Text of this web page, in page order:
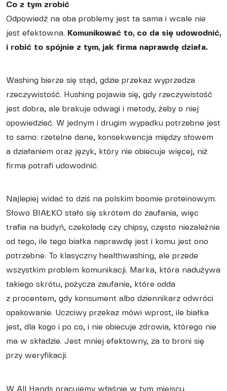
Co z tym zrobić
Odpowiedź na oba problemy jest ta sama i wcale nie
jest efektowna. Komunikować to, co da się udowodnić,
i robić to spójnie z tym, jak firma naprawdę działa.
Washing bierze się stąd, gdzie przekaz wyprzedza
rzeczywistość. Hushing pojawia się, gdy rzeczywistość
jest dobra, ale brakuje odwagi i metody, żeby o niej
opowiedzieć. W jednym i drugim wypadku potrzebne jest
to samo: rzetelne dane, konsekwencja między słowem
a działaniem oraz język, który nie obiecuje więcej, niż
firma potrafi udowodnić.
Najlepiej widać to dziś na polskim boomie proteinowym.
Słowo BIAŁKO stało się skrótem do zaufania, więc
trafia na budyń, czekoladę czy chipsy, często niezależnie
od tego, ile tego białka naprawdę jest i komu jest ono
potrzebne. To klasyczny healthwashing, ale przede
wszystkim problem komunikacji. Marka, która nadużywa
takiego skrótu, pożycza zaufanie, które odda
z procentem, gdy konsument albo dziennikarz odwróci
opakowanie. Uczciwy przekaz mówi wprost, ile białka
jest, dla kogo i po co, i nie obiecuje zdrowia, którego nie
ma w składzie. Jest mniej efektowny, za to broni się
przy weryfikacji.
W All Hands pracujemy właśnie w tym miejscu.